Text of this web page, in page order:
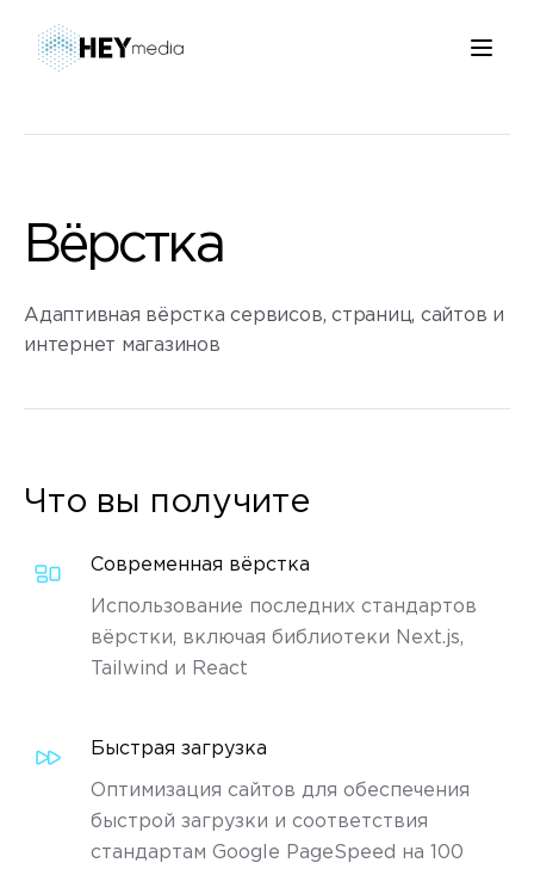
Вёрстка
Адаптивная вёрстка сервисов, страниц, сайтов и
интернет магазинов
Что вы получите
Современная вёрстка
Использование последних стандартов
вёрстки, включая библиотеки Next.js,
Tailwind и React
Быстрая загрузка
Оптимизация сайтов для обеспечения
быстрой загрузки и соответствия
стандартам Google PageSpeed на 100